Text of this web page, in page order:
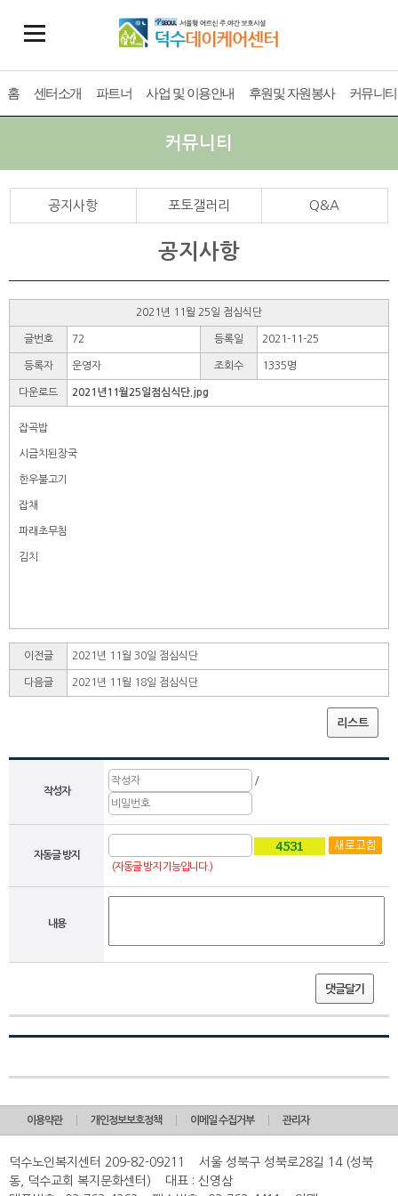
홈 센터소개 파트너 사업 및 이용안내 후원및 자원봉사 커뮤니티
커뮤니티
공지사항 포토갤러리 Q&A
공지사항
2021년 11월 25일 점심식단
글번호 72 등록일 2021-11-25
등록자 운영자 조회수 1335명
다운로드 2021년11월25일점심식단.jpg
잡곡밥
시금치된장국
한우불고기
잡채
파래초무침
김치
이전글 2021년 11월 30일 점심식단
다음글 2021년 11월 18일 점심식단
리스트
작성자
/
자동글 방지
(자동글 방지 기능입니다.)
내용
댓글달기
이용약관 개인정보보호정책 이메일 수집거부 관리자
덕수노인복지센터 209-82-09211 서울 성북구 성북로28길 14 (성북
동, 덕수교회 복지문화센터) 대표 : 신영삼